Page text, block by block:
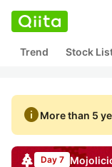
Trend Stock
infoMore than 5
Day 7